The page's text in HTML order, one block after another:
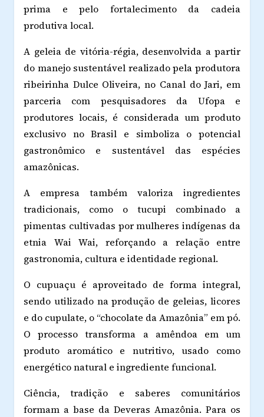
prima e pelo fortalecimento da cadeia
produtiva local.
A geleia de vitória-régia, desenvolvida a partir
do manejo sustentável realizado pela produtora
ribeirinha Dulce Oliveira, no Canal do Jari, em
parceria com pesquisadores da Ufopa e
produtores locais, é considerada um produto
exclusivo no Brasil e simboliza o potencial
gastronômico e sustentável das espécies
amazônicas.
A empresa também valoriza ingredientes
tradicionais, como o tucupi combinado a
pimentas cultivadas por mulheres indígenas da
etnia Wai Wai, reforçando a relação entre
gastronomia, cultura e identidade regional.
O cupuaçu é aproveitado de forma integral,
sendo utilizado na produção de geleias, licores
e do cupulate, o “chocolate da Amazônia” em pó.
O processo transforma a amêndoa em um
produto aromático e nutritivo, usado como
energético natural e ingrediente funcional.
Ciência, tradição e saberes comunitários
formam a base da Deveras Amazônia. Para os